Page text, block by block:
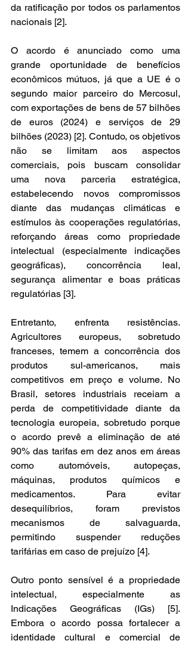
da ratificação por todos os parlamentos
nacionais [2].
O acordo é anunciado como uma
grande oportunidade de benefícios
econômicos mútuos, já que a UE é o
segundo maior parceiro do Mercosul,
com exportações de bens de 57 bilhões
de euros (2024) e serviços de 29
bilhões (2023) [2]. Contudo, os objetivos
não se limitam aos aspectos
comerciais, pois buscam consolidar
uma nova parceria estratégica,
estabelecendo novos compromissos
diante das mudanças climáticas e
estímulos às cooperações regulatórias,
reforçando áreas como propriedade
intelectual (especialmente indicações
geográficas), concorrência leal,
segurança alimentar e boas práticas
regulatórias [3].
Entretanto, enfrenta resistências.
Agricultores europeus, sobretudo
franceses, temem a concorrência dos
produtos sul-americanos, mais
competitivos em preço e volume. No
Brasil, setores industriais receiam a
perda de competitividade diante da
tecnologia europeia, sobretudo porque
o acordo prevê a eliminação de até
90% das tarifas em dez anos em áreas
como automóveis, autopeças,
máquinas, produtos químicos e
medicamentos. Para evitar
desequilíbrios, foram previstos
mecanismos de salvaguarda,
permitindo suspender reduções
tarifárias em caso de prejuízo [4].
Outro ponto sensível é a propriedade
intelectual, especialmente as
Indicações Geográficas (IGs) [5].
Embora o acordo possa fortalecer a
identidade cultural e comercial de